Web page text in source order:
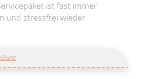
ist fast immer
und stressfrei wieder